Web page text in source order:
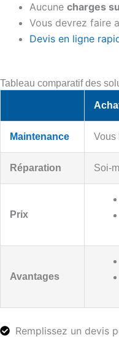
Aucune charges
Vous devrez faire
Devis en ligne
Tableau comparatif des
Maintenance Vous
Réparation Soi-
Prix
Avantages
Remplissez un devis